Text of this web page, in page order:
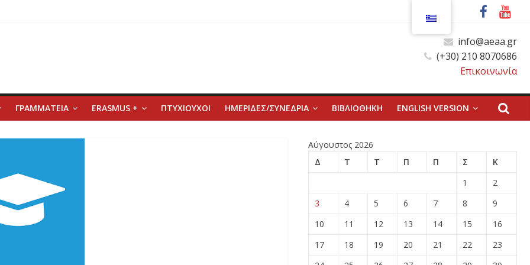
info@aeaa.gr
(+30) 210 8070686
Επικοινωνία
ΓΡΑΜΜΑΤΕΙΑ ERASMUS + ΠΤΥΧΙΟΥΧΟΙ ΗΜΕΡΙΔΕΣ/ΣΥΝΕΔΡΙΑ ΒΙΒΛΙΟΘΗΚΗ ENGLISH VERSION
Αύγουστος 2026
Δ
Τ Τ Π Π Σ
Κ
1
2
3
4 5 6 7 8
9
10
11 12 13 14 15
16
17
18 19 20 21 22
23